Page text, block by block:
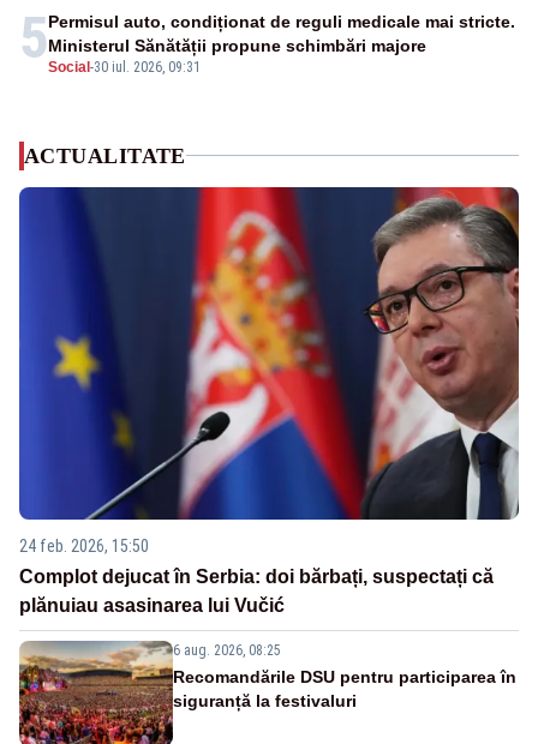
5Social-30 iul. 2026, 09:31
Permisul auto, condiționat de reguli medicale mai stricte.
Ministerul Sănătății propune schimbări majore
ACTUALITATE
24 feb. 2026, 15:50
Complot dejucat în Serbia: doi bărbați, suspectați că
plănuiau asasinarea lui Vučić
6 aug. 2026, 08:25
Recomandările DSU pentru participarea în
siguranță la festivaluri